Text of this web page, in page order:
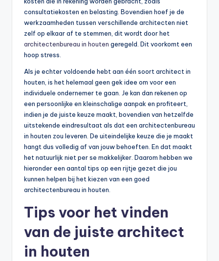
consultatiekosten en belasting. Bovendien hoef je de
werkzaamheden tussen verschillende architecten niet
zelf op elkaar af te stemmen, dit wordt door het
architectenbureau in houten geregeld. Dit voorkomt een
hoop stress.
Als je echter voldoende hebt aan één soort architect in
houten, is het helemaal geen gek idee om voor een
individuele ondernemer te gaan. Je kan dan rekenen op
een persoonlijke en kleinschalige aanpak en profiteert,
indien je de juiste keuze maakt, bovendien van hetzelfde
uitstekende eindresultaat als dat een architectenbureau
in houten zou leveren. De uiteindelijke keuze die je maakt
hangt dus volledig af van jouw behoeften. En dat maakt
het natuurlijk niet per se makkelijker. Daarom hebben we
hieronder een aantal tips op een rijtje gezet die jou
kunnen helpen bij het kiezen van een goed
architectenbureau in houten.
Tips voor het vinden
van de juiste architect
in houten